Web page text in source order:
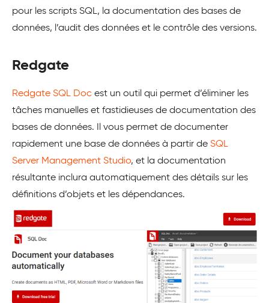
pour les scripts SQL, la documentation des bases de
données, l’audit des données et le contrôle des versions.
Redgate
Redgate SQL Doc est un outil qui permet d’éliminer les
tâches manuelles et fastidieuses de documentation des
bases de données. Il vous permet de documenter
rapidement une base de données à partir de SQL
Server Management Studio, et la documentation
résultante inclura automatiquement des détails sur les
définitions d’objets et les dépendances.